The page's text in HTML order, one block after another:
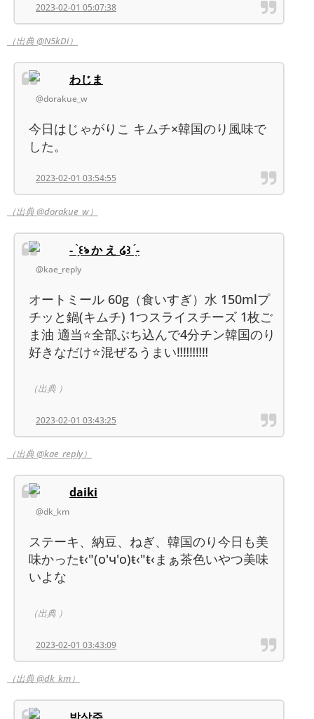
2023-02-01 05:07:38
（出典 @N5kDi）
わじま
@dorakue_w
今日はじゃがりこ キムチ×韓国のり風味で
した。
2023-02-01 03:54:55
（出典 @dorakue_w）
- ̀͏̗꒰ঌ か え ໒꒱ ́͏̖-
@kae_reply
オートミール 60g（食いすぎ）水 150mlプ
チッと鍋(キムチ) 1つスライスチーズ 1枚ご
ま油 適当⭐全部ぶち込んで4分チン韓国のり
好きなだけ⭐混ぜるうまい‼️‼️‼️‼️‼️
（出典 ）
2023-02-01 03:43:25
（出典 @kae_reply）
daiki
@dk_km
ステーキ、納豆、ねぎ、韓国のり今日も美
味かったŧ‹"(o'ч'o)ŧ‹"ŧ‹まぁ茶色いやつ美味
いよな
（出典 ）
2023-02-01 03:43:09
（出典 @dk_km）